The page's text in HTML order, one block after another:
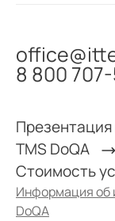
8 800
TMS DoQA
Стоимость
Информация об
DoQA